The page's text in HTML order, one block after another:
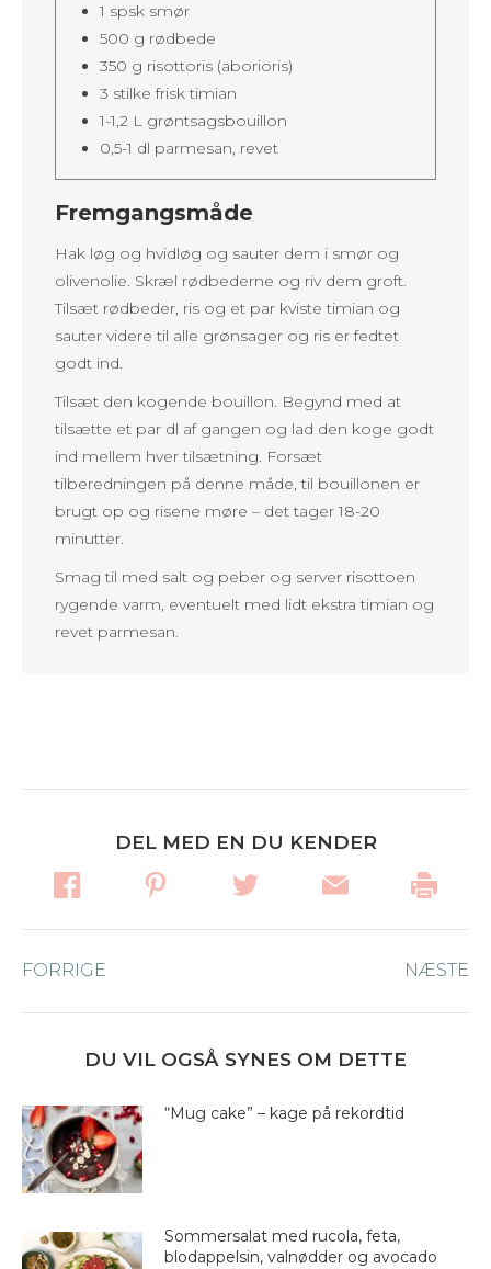
1 spsk smør
500 g rødbede
350 g risottoris (aborioris)
3 stilke frisk timian
1-1,2 L grøntsagsbouillon
0,5-1 dl parmesan, revet
Fremgangsmåde
Hak løg og hvidløg og sauter dem i smør og
olivenolie. Skræl rødbederne og riv dem groft.
Tilsæt rødbeder, ris og et par kviste timian og
sauter videre til alle grønsager og ris er fedtet
godt ind.
Tilsæt den kogende bouillon. Begynd med at
tilsætte et par dl af gangen og lad den koge godt
ind mellem hver tilsætning. Forsæt
tilberedningen på denne måde, til bouillonen er
brugt op og risene møre – det tager 18-20
minutter.
Smag til med salt og peber og server risottoen
rygende varm, eventuelt med lidt ekstra timian og
revet parmesan.
DEL MED EN DU KENDER
navigation
FORRIGE NÆSTE
DU VIL OGSÅ SYNES OM DETTE
“Mug cake” – kage på rekordtid
Sommersalat med rucola, feta,
blodappelsin, valnødder og avocado